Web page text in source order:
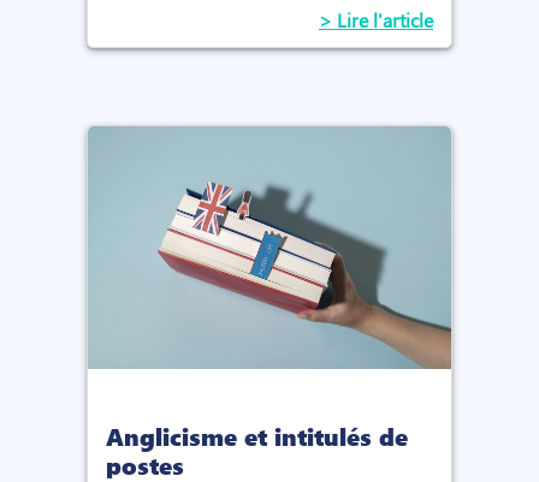
> Lire l'article
Anglicisme et intitulés de
postes